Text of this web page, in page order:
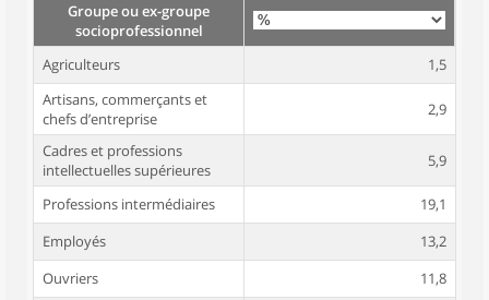
Groupe ou ex-groupe
socioprofessionnel
Agriculteurs
1,5
Artisans, commerçants et
chefs d’entreprise
2,9
Cadres et professions
intellectuelles supérieures
5,9
Professions intermédiaires
19,1
Employés
13,2
Ouvriers
11,8